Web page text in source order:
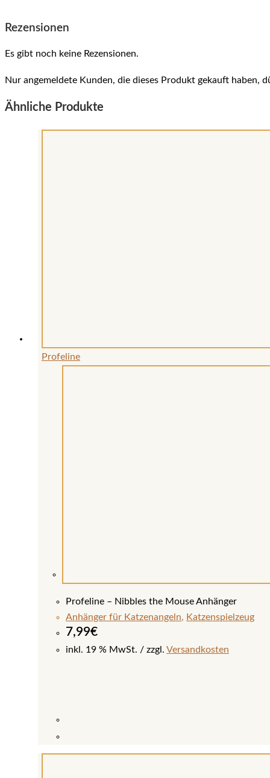
Rezensionen
Es gibt noch keine Rezensionen.
Nur angemeldete Kunden, die dieses Produkt gekauft haben,
Ähnliche Produkte
Profeline
Profeline – Nibbles the Mouse Anhänger
Anhänger für Katzenangeln, Katzenspielzeug
7,99€
inkl. 19 % MwSt. zzgl. Versandkosten